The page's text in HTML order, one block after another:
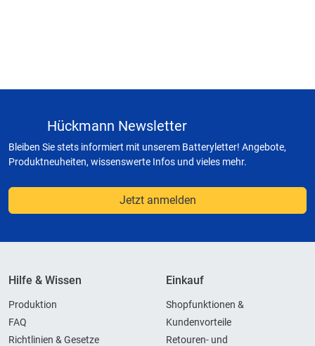
Hückmann Newsletter
Bleiben Sie stets informiert mit unserem Batteryletter! Angebote,
Produktneuheiten, wissenswerte Infos und vieles mehr.
Jetzt anmelden
Hilfe & Wissen
Produktion
FAQ
Richtlinien & Gesetze
Einkauf
Shopfunktionen &
Kundenvorteile
Retouren- und